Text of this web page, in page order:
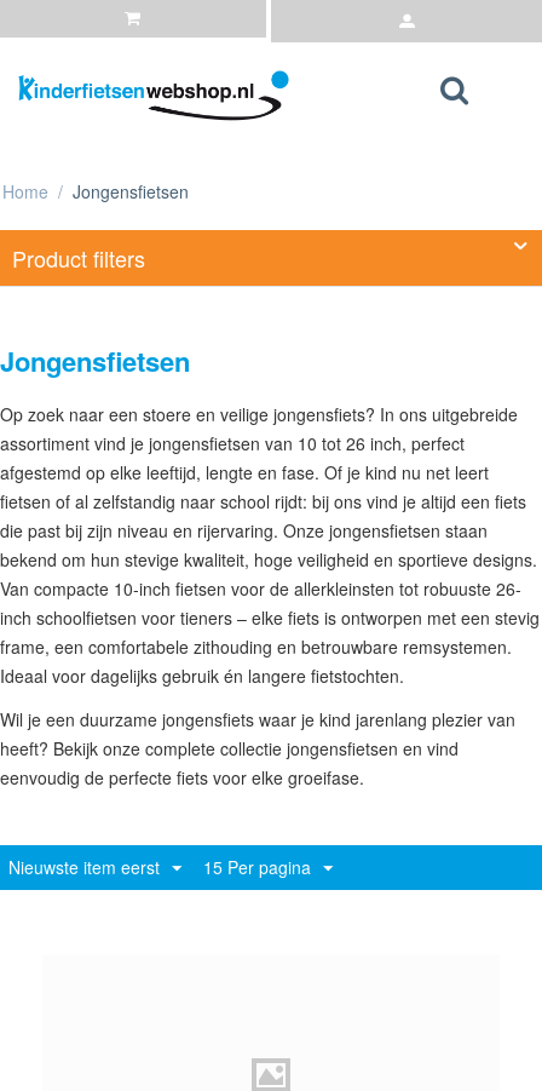
Home / Jongensfietsen
Product filters
Jongensfietsen
Op zoek naar een stoere en veilige jongensfiets? In ons uitgebreide
assortiment vind je jongensfietsen van 10 tot 26 inch, perfect
afgestemd op elke leeftijd, lengte en fase. Of je kind nu net leert
fietsen of al zelfstandig naar school rijdt: bij ons vind je altijd een fiets
die past bij zijn niveau en rijervaring. Onze jongensfietsen staan
bekend om hun stevige kwaliteit, hoge veiligheid en sportieve designs.
Van compacte 10-inch fietsen voor de allerkleinsten tot robuuste 26-
inch schoolfietsen voor tieners – elke fiets is ontworpen met een stevig
frame, een comfortabele zithouding en betrouwbare remsystemen.
Ideaal voor dagelijks gebruik én langere fietstochten.
Wil je een duurzame jongensfiets waar je kind jarenlang plezier van
heeft? Bekijk onze complete collectie jongensfietsen en vind
eenvoudig de perfecte fiets voor elke groeifase.
Nieuwste item eerst 15 Per pagina